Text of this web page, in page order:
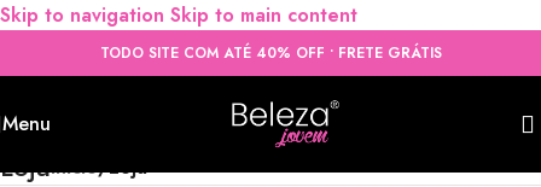
Skip to navigation Skip to main content
TODO SITE COM ATÉ 40% OFF • FRETE GRÁTIS
Menu
LojaInício/Loja